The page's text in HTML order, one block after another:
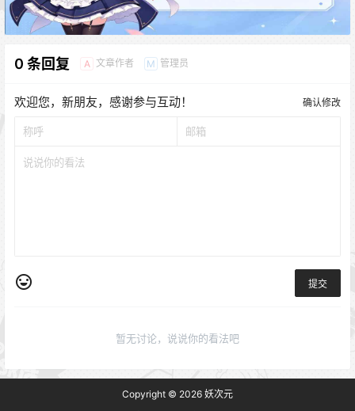
0 条回复 A 文章作者 M 管理员
欢迎您，新朋友，感谢参与互动！ 确认修改
提交
暂无讨论，说说你的看法吧
Copyright © 2026 妖次元